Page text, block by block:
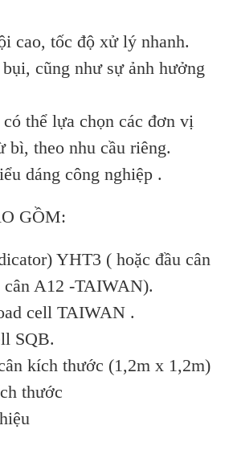
cao, tốc độ xử lý nhanh.
cũng như sự ảnh hưởng
thể lựa chọn các đơn vị
bì, theo nhu cầu riêng.
dáng công nghiệp .
GỒM:
YHT3 ( hoặc đầu cân
A12 -TAIWAN).
cell TAIWAN .
SQB.
kích thước (1,2m x 1,2m)
thước